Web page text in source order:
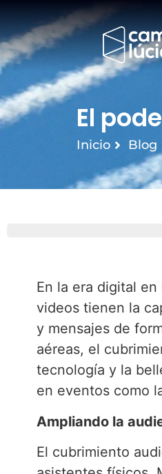
El
Inicio Blog
En la era digital
videos tienen la
y mensajes de
aéreas, el
tecnología y la
en eventos como
Ampliando la
El cubrimiento